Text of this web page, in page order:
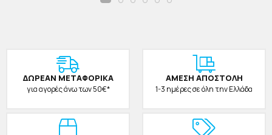
ΔΩΡΕAΝ ΜΕΤΑΦΟΡΙΚΑ
για αγορές άνω των 50€*
ΑΜΕΣΗ ΑΠΟΣΤΟΛΗ
1-3 ημέρες σε όλη την Ελλάδα